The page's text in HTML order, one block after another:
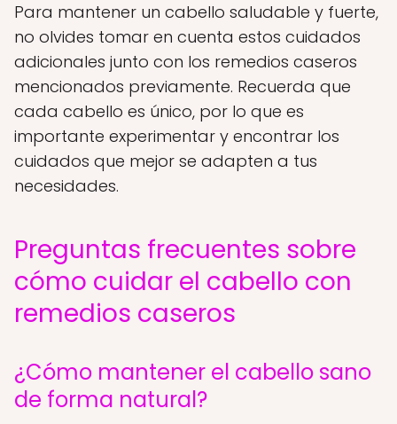
Para mantener un cabello saludable y fuerte,
no olvides tomar en cuenta estos cuidados
adicionales junto con los remedios caseros
mencionados previamente. Recuerda que
cada cabello es único, por lo que es
importante experimentar y encontrar los
cuidados que mejor se adapten a tus
necesidades.
Preguntas frecuentes sobre
cómo cuidar el cabello con
remedios caseros
¿Cómo mantener el cabello sano
de forma natural?